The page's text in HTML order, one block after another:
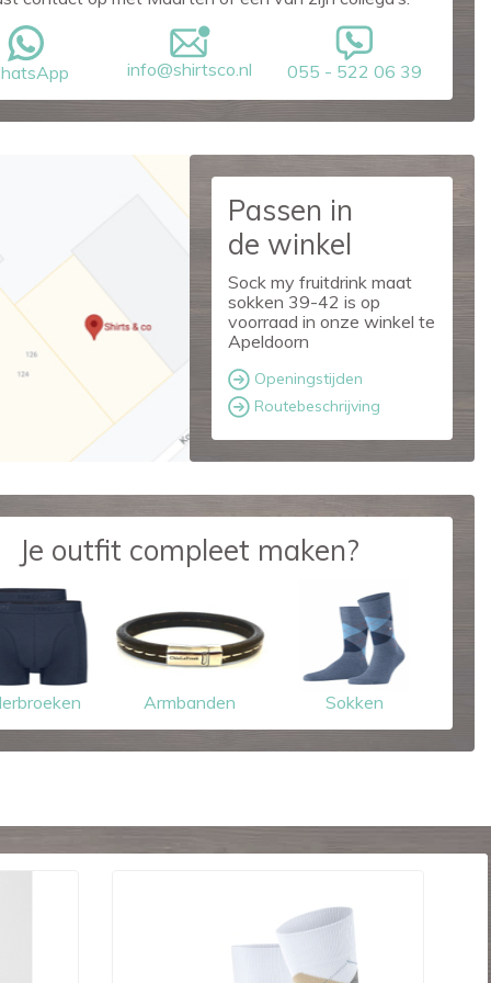
info@shirtsco.nl 055 - 522 06 39
Passen in
de winkel
Sock my fruitdrink maat
sokken 39-42 is op
voorraad in onze winkel te
Apeldoorn
Openingstijden
Routebeschrijving
Je outfit compleet maken?
Armbanden Sokken